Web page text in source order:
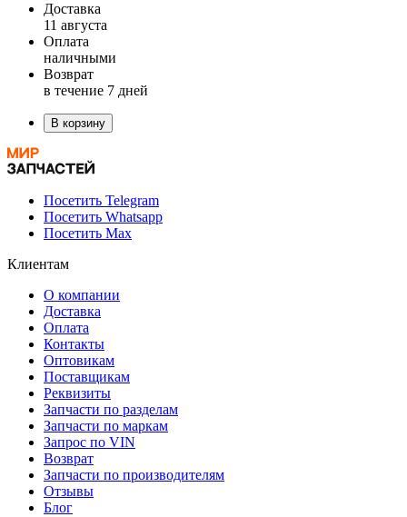
Доставка
11 августа
Оплата
наличными
Возврат
в течение 7 дней
В корзину
Посетить Telegram
Посетить Whatsapp
Посетить Max
Клиентам
О компании
Доставка
Оплата
Контакты
Оптовикам
Поставщикам
Реквизиты
Запчасти по разделам
Запчасти по маркам
Запрос по VIN
Возврат
Запчасти по производителям
Отзывы
Блог